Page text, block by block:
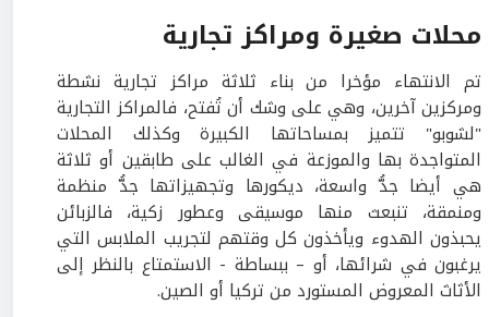
محلات صغيرة ومراكز تجارية
تم الانتهاء مؤخرا من بناء ثلاثة مراكز تجارية نشطة
ومركزين آخرين، وهي على وشك أن تُفتح، فالمراكز التجارية
"لشوبو" تتميز بمساحاتها الكبيرة وكذلك المحلات
المتواجدة بها والموزعة في الغالب على طابقين أو ثلاثة
هي أيضا جدُّ واسعة، ديكورها وتجهيزاتها جدُّ منظمة
ومنمقة، تنبعث منها موسيقى وعطور زكية، فالزبائن
يحبذون الهدوء ويأخذون كل وقتهم لتجريب الملابس التي
يرغبون في شرائها، أو – ببساطة - الاستمتاع بالنظر إلى
الأثاث المعروض المستورد من تركيا أو الصين.